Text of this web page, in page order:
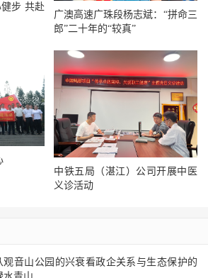
步 共赴
广澳高速广珠段杨志斌：“拼命三
郎”二十年的“较真”
中铁五局（湛江）公司开展中医
义诊活动
观音山公园的兴衰看政企关系与生态保护的